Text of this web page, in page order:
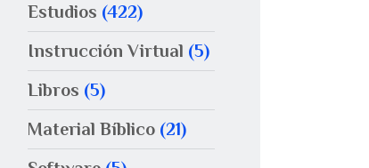
Estudios (422)
Instrucción Virtual (5)
Libros (5)
Material Bíblico (21)